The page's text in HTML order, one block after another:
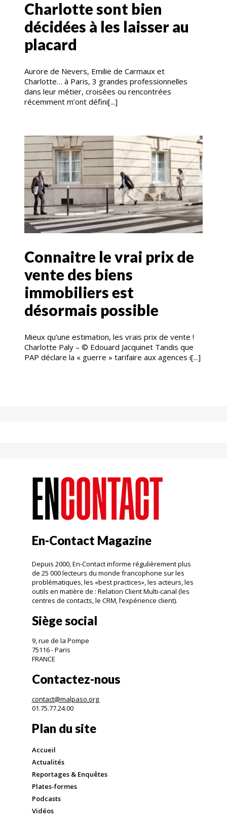
Charlotte sont bien
décidées à les laisser au
placard
Aurore de Nevers, Emilie de Carmaux et
Charlotte… à Paris, 3 grandes professionnelles
dans leur métier, croisées ou rencontrées
récemment m’ont défini[...]
Connaitre le vrai prix de
vente des biens
immobiliers est
désormais possible
Mieux qu’une estimation, les vrais prix de vente !
Charlotte Paly – © Edouard Jacquinet Tandis que
PAP déclare la « guerre » tarifaire aux agences i[...]
En-Contact Magazine
Depuis 2000, En-Contact informe régulièrement plus
de 25 000 lecteurs du monde francophone sur les
problématiques, les «best practices», les acteurs, les
outils en matière de : Relation Client Multi-canal (les
centres de contacts, le CRM, l’expérience client).
Siège social
9, rue de la Pompe
75116 - Paris
FRANCE
Contactez-nous
contact@malpaso.org
01.75.77.24.00
Plan du site
Accueil
Actualités
Reportages & Enquêtes
Plates-formes
Podcasts
Vidéos